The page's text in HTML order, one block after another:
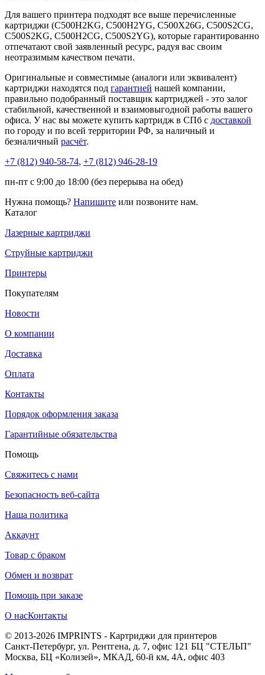
Для вашего принтера подходят все выше перечисленные
картриджи (C500H2KG, C500H2YG, C500X26G, C500S2CG,
C500S2KG, C500H2CG, C500S2YG), которые гарантированно
отпечатают свой заявленный ресурс, радуя вас своим
неотразимым качеством печати.
Оригинальные и совместимые (аналоги или эквивалент)
картриджи находятся под гарантией нашей компании,
правильно подобранный поставщик картриджей - это залог
стабильной, качественной и взаимовыгодной работы вашего
офиса. У нас вы можете купить картридж в СПб с доставкой
по городу и по всей территории РФ, за наличный и
безналичный расчёт.
+7 (812) 940-58-74, +7 (812) 946-28-19
пн-пт с 9:00 до 18:00 (без перерыва на обед)
Нужна помощь? Напишите или позвоните нам.
Каталог
Лазерные картриджи
Струйные картриджи
Принтеры
Покупателям
Новости
О компании
Доставка
Оплата
Контакты
Порядок оформления заказа
Гарантийные обязательства
Помощь
Свяжитесь с нами
Безопасность веб-сайта
Наша политика
Аккаунт
Товар с браком
Обмен и возврат
Помощь при заказе
О насКонтакты
© 2013-2026 IMPRINTS - Картриджи для принтеров
Санкт-Петербург, ул. Рентгена, д. 7, офис 121 БЦ "СТЕЛЬП"
Москва, БЦ «Колизей», МКАД, 60-й км, 4А, офис 403